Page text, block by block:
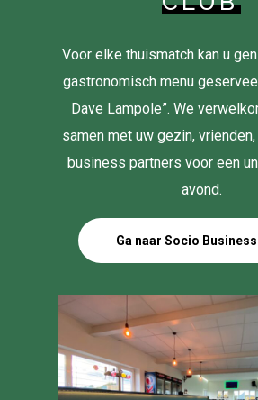
Voor elke thuismatch kan u
gastronomisch menu
Dave Lampole”. We
samen met uw gezin,
business partners voor een
avond.
Ga naar Socio